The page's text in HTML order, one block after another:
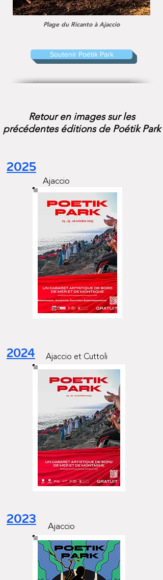
Plage du Ricanto à Ajaccio
Soutenir Poétik Park
Retour en images sur les
précédentes éditions de Poétik Park
2025
Ajaccio
2024 Ajaccio et Cuttoli
Ajaccio
2023